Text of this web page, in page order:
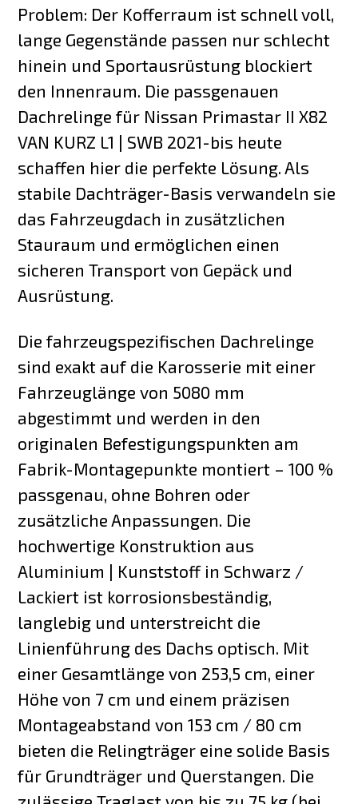
Problem: Der Kofferraum ist schnell voll,
lange Gegenstände passen nur schlecht
hinein und Sportausrüstung blockiert
den Innenraum. Die passgenauen
Dachrelinge für Nissan Primastar II X82
VAN KURZ L1 | SWB 2021-bis heute
schaffen hier die perfekte Lösung. Als
stabile Dachträger-Basis verwandeln sie
das Fahrzeugdach in zusätzlichen
Stauraum und ermöglichen einen
sicheren Transport von Gepäck und
Ausrüstung.
Die fahrzeugspezifischen Dachrelinge
sind exakt auf die Karosserie mit einer
Fahrzeuglänge von 5080 mm
abgestimmt und werden in den
originalen Befestigungspunkten am
Fabrik-Montagepunkte montiert – 100 %
passgenau, ohne Bohren oder
zusätzliche Anpassungen. Die
hochwertige Konstruktion aus
Aluminium | Kunststoff in Schwarz /
Lackiert ist korrosionsbeständig,
langlebig und unterstreicht die
Linienführung des Dachs optisch. Mit
einer Gesamtlänge von 253,5 cm, einer
Höhe von 7 cm und einem präzisen
Montageabstand von 153 cm / 80 cm
bieten die Relingträger eine solide Basis
für Grundträger und Querstangen. Die